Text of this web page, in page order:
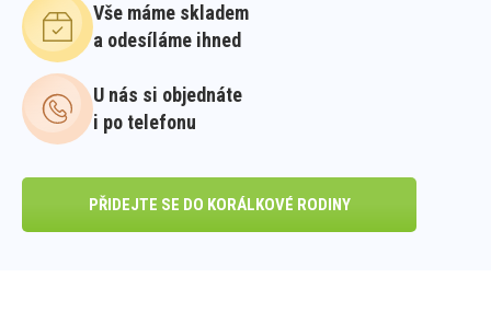
Vše máme skladem
a odesíláme ihned
U nás si objednáte
i po telefonu
PŘIDEJTE SE DO KORÁLKOVÉ RODINY